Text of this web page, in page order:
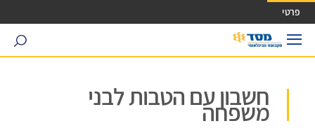
גישה ישירה לכפתור כניסה לחשבונך
פרטי
search
חשבון עם הטבות לבני
משפחה